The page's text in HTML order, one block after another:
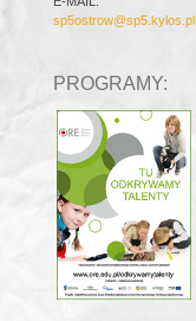
sp5ostrow@sp5.kylos.pl
PROGRAMY: